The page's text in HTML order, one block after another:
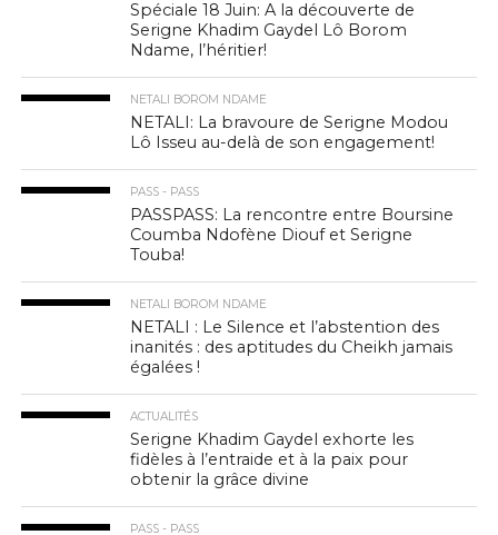
Spéciale 18 Juin: A la découverte de
Serigne Khadim Gaydel Lô Borom
Ndame, l’héritier!
NETALI BOROM NDAME
NETALI: La bravoure de Serigne Modou
Lô Isseu au-delà de son engagement!
PASS - PASS
PASSPASS: La rencontre entre Boursine
Coumba Ndofène Diouf et Serigne
Touba!
NETALI BOROM NDAME
NETALI : Le Silence et l’abstention des
inanités : des aptitudes du Cheikh jamais
égalées !
ACTUALITÉS
Serigne Khadim Gaydel exhorte les
fidèles à l’entraide et à la paix pour
obtenir la grâce divine
PASS - PASS